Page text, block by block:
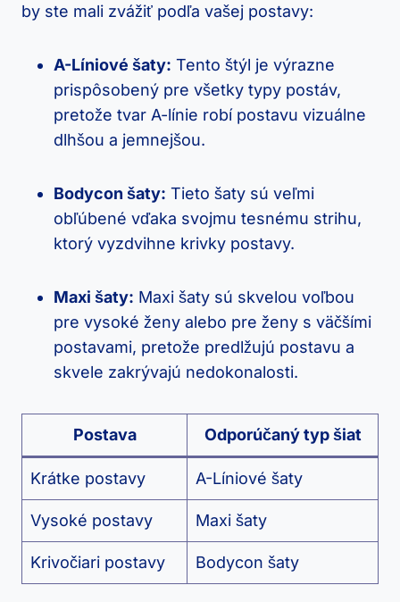
by ste mali zvážiť podľa vašej postavy:
A-Líniové šaty: Tento štýl je výrazne
prispôsobený pre všetky typy postáv,
pretože tvar A-línie robí postavu vizuálne
dlhšou a jemnejšou.
Bodycon šaty: Tieto šaty sú veľmi
obľúbené vďaka svojmu tesnému strihu,
ktorý vyzdvihne krivky postavy.
Maxi šaty: Maxi šaty sú skvelou voľbou
pre vysoké ženy alebo pre ženy s väčšími
postavami, pretože predlžujú postavu a
skvele zakrývajú nedokonalosti.
Postava Odporúčaný typ šiat
Krátke postavy A-Líniové šaty
Vysoké postavy Maxi šaty
Krivočiari postavy Bodycon šaty